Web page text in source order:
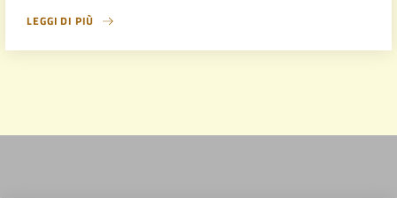
LEGGI DI PIÙ